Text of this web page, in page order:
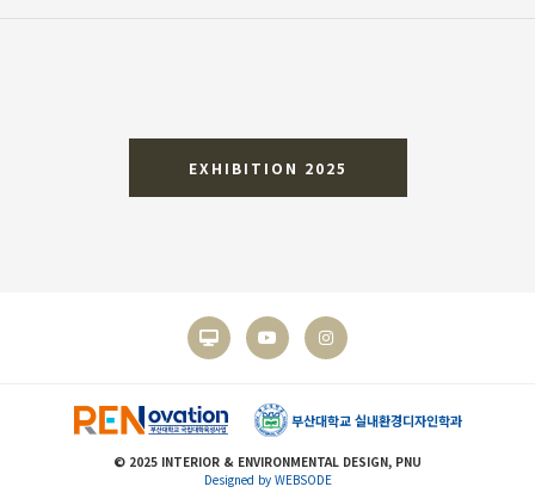
EXHIBITION 2025
부산대학교 실내환경디자인학과
© 2025 INTERIOR & ENVIRONMENTAL DESIGN, PNU
Designed by WEBSODE